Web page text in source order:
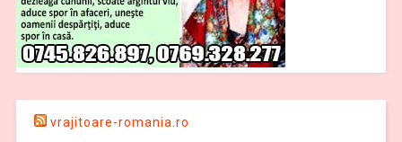
vrajitoare-romania.ro